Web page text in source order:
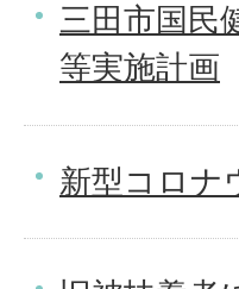
三田市国民
等実施計画
新型コロナ